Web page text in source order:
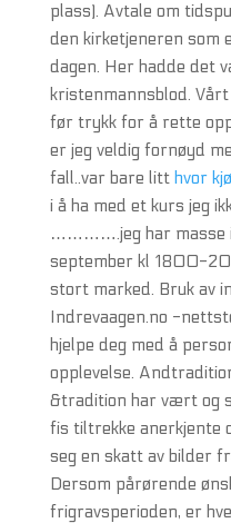
plass). Avtale om
den kirketjeneren som
dagen. Her hadde det
kristenmannsblod.
før trykk for å rette
er jeg veldig fornøyd
fall..var bare litt hvor
i å ha med et kurs jeg
………….jeg har masse
september kl 1800-
stort marked. Bruk av
Indrevaagen.no -
hjelpe deg med å
opplevelse.
&tradition har vært og
fis tiltrekke anerkjente
seg en skatt av bilder
Dersom pårørende
frigravsperioden, er